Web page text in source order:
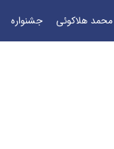
محمد هلاکوئی جشنواره